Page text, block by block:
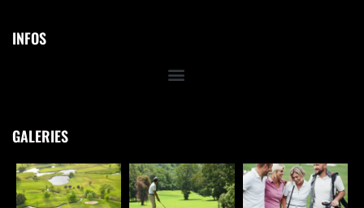
INFOS
GALERIES